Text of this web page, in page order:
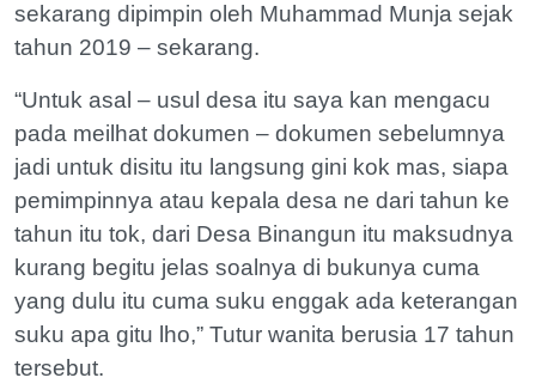
sekarang dipimpin oleh Muhammad Munja sejak
tahun 2019 – sekarang.
“Untuk asal – usul desa itu saya kan mengacu
pada meilhat dokumen – dokumen sebelumnya
jadi untuk disitu itu langsung gini kok mas, siapa
pemimpinnya atau kepala desa ne dari tahun ke
tahun itu tok, dari Desa Binangun itu maksudnya
kurang begitu jelas soalnya di bukunya cuma
yang dulu itu cuma suku enggak ada keterangan
suku apa gitu lho,” Tutur wanita berusia 17 tahun
tersebut.